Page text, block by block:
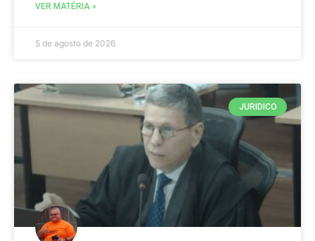
VER MATÉRIA »
5 de agosto de 2026
JURIDICO